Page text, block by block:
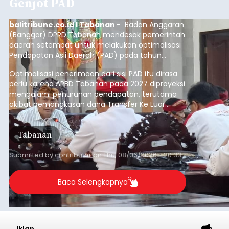
balitribune.co.id I Tabanan - Badan Anggaran
(Banggar) DPRD Tabanan mendesak pemerintah
daerah setempat untuk melakukan optimalisasi
Pendapatan Asli Daerah (PAD) pada tahun
anggaran 2027.
Optimalisasi penerimaan dari sisi PAD itu dirasa
perlu karena APBD Tabanan pada 2027 diproyeksi
mengalami penurunan pendapatan, terutama
akibat pemangkasan dana Transfer Ke Luar
Daerah (TKD) dari pemerintah pusat.
Tabanan
Submitted bycontributoronThu, 08/06/2026 - 20:33
Baca Selengkapnya